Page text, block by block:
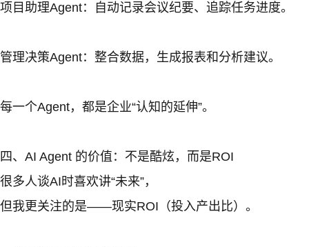
项目助理Agent：自动记录会议纪要、追踪任务进度。
管理决策Agent：整合数据，生成报表和分析建议。
每一个Agent，都是企业“认知的延伸”。
四、AI Agent 的价值：不是酷炫，而是ROI
很多人谈AI时喜欢讲“未来”，
但我更关注的是——现实ROI（投入产出比）。